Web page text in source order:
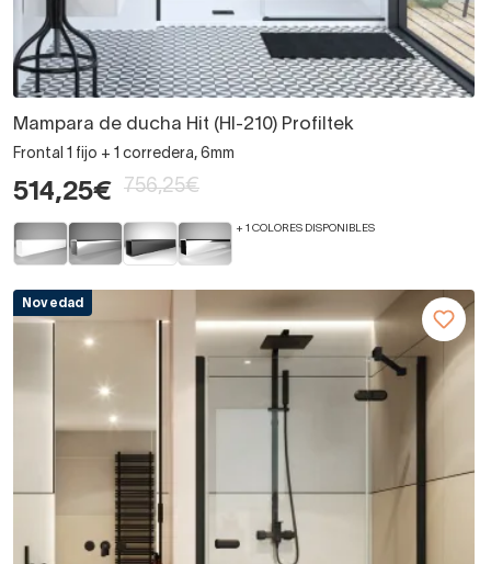
Mampara de ducha Hit (HI-210) Profiltek
Frontal 1 fijo + 1 corredera, 6mm
514,25€ 756,25€
+ 1 COLORES DISPONIBLES
Novedad